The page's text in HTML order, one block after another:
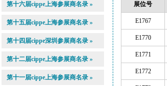
第十六届cippe上海参展商名录 »
第十五届cippe上海参展商名录 »
第十四届cippe深圳参展商名录 »
第十二届cippe上海参展商名录 »
第十一届cippe上海参展商名录 »
展位号
E1767
E1770
E1771
E1772